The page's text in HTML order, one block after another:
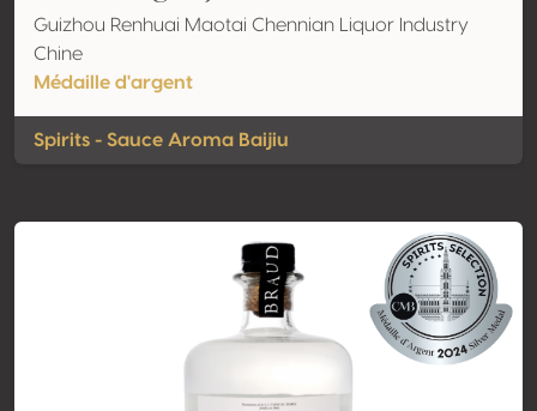
Guizhou Renhuai Maotai Chennian Liquor Industry
Chine
Médaille d'argent
Spirits - Sauce Aroma Baijiu